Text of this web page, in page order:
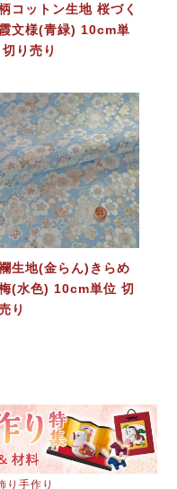
コットン生地 桜づく
文様(青緑) 10cm単
り売り
生地(金らん)きらめ
(水色) 10cm単位 切
り
り手作り